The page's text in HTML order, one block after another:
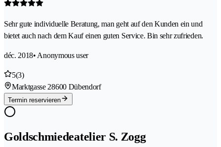
Sehr gute individuelle Beratung, man geht auf den Kunden ein und
bietet auch nach dem Kauf einen guten Service. Bin sehr zufrieden.
déc. 2018• Anonymous user
5(3)
Marktgasse 28600 Dübendorf
Termin reservieren
Goldschmiedeatelier S. Zogg